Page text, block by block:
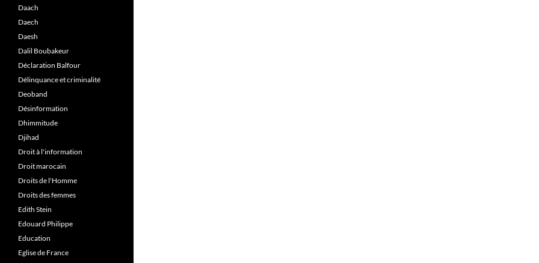
Daach
Daech
Daesh
Dalil Boubakeur
Déclaration Balfour
Délinquance et criminalité
Deoband
Désinformation
Dhimmitude
Djihad
Droit à l'information
Droit marocain
Droits de l'Homme
Droits des femmes
Edith Stein
Edouard Philippe
Education
Eglise de France